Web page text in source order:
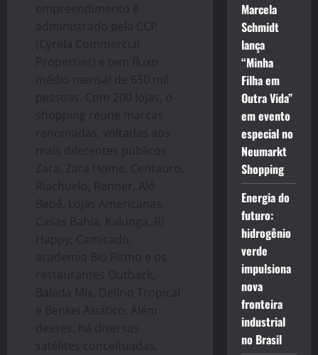
empreendimento é
administrado pela CCP
(Cyrela Commercial
Properties) e tem fluxo
médio mensal de 650 mil
pessoas. Com 200 lojas, o
shopping reúne marcas
renomadas, voltadas aos
mais diferentes públicos:
Zara, Zara Home, Centauro,
Riachuelo, Renner, Alô
Bebê, Lojas Americanas,
Casas Bahia, Kalunga, Ri
Happy, Camicado,
academia Bio Ritmo e os
restaurantes Outback,
Balada Mix, Delírio Tropical
e Benkei Asiático. Além
desses, há diversas
satélites conceituadas,
Marcela
Schmidt
lança
“Minha
Filha em
Outra Vida”
em evento
especial no
Neumarkt
Shopping
Energia do
futuro:
hidrogênio
verde
impulsiona
nova
fronteira
industrial
no Brasil